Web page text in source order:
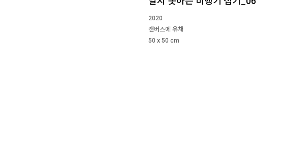
2020
캔버스에 유채
50 x 50 cm